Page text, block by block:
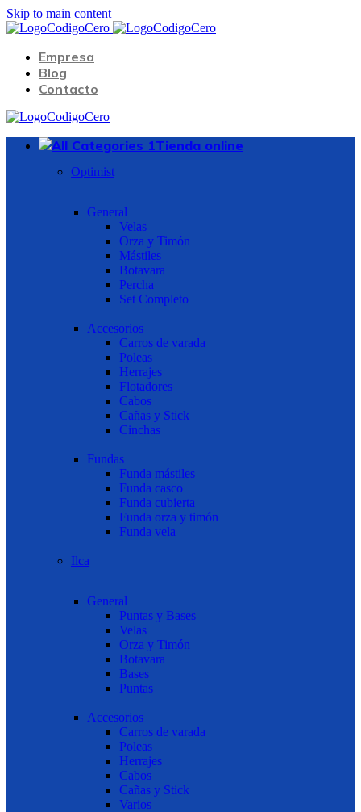
Skip to main content
Empresa
Blog
Contacto
Tienda online
Optimist
General
Velas
Orza y Timón
Mástiles
Botavara
Percha
Set Completo
Accesorios
Carros de varada
Poleas
Herrajes
Flotadores
Cabos
Cañas y Stick
Cinchas
Fundas
Funda mástiles
Funda casco
Funda cubierta
Funda orza y timón
Funda vela
Ilca
General
Puntas y Bases
Velas
Orza y Timón
Botavara
Bases
Puntas
Accesorios
Carros de varada
Poleas
Herrajes
Cabos
Cañas y Stick
Varios